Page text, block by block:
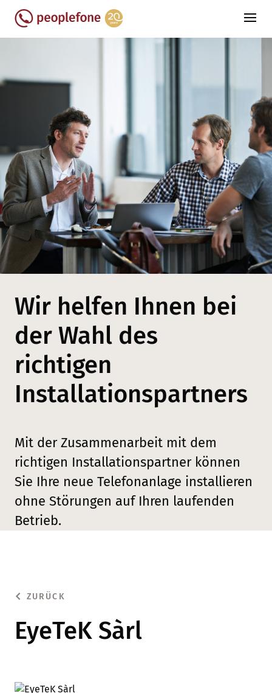
Wir helfen Ihnen bei
der Wahl des
richtigen
Installationspartners
Mit der Zusammenarbeit mit dem
richtigen Installationspartner können
Sie Ihre neue Telefonanlage installieren
ohne Störungen auf Ihren laufenden
Betrieb.
ZURÜCK
EyeTeK Sàrl